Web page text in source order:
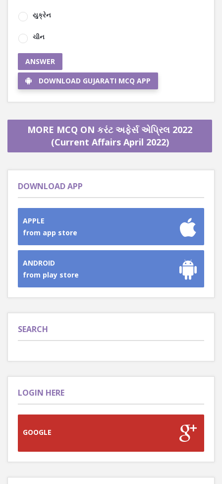
યુક્રેન
ચીન
ANSWER
DOWNLOAD GUJARATI MCQ APP
MORE MCQ ON કરંટ અફેર્સ એપ્રિલ 2022
(Current Affairs April 2022)
DOWNLOAD APP
APPLE
from app store
ANDROID
from play store
SEARCH
LOGIN HERE
GOOGLE